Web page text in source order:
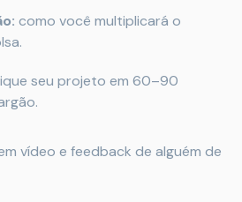
como você multiplicará o
seu projeto em 60–90
vídeo e feedback de alguém de